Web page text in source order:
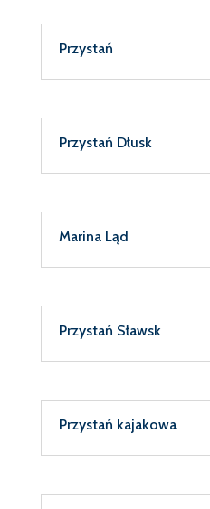
Przystań
Przystań Dłusk
Marina Ląd
Przystań Sławsk
Przystań kajakowa